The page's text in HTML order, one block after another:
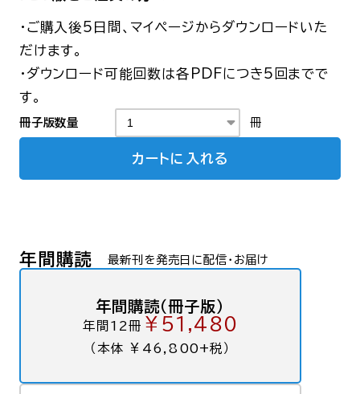
・ご購入後5日間、マイページからダウンロードいた
だけます。
・ダウンロード可能回数は各PDFにつき5回までで
す。
冊子版数量 冊
カートに入れる
年間購読 最新刊を発売日に配信・お届け
年間購読（冊子版）
年間12冊 ￥51,480
（本体 ￥46,800+税）